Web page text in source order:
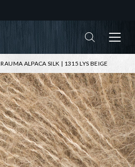
RAUMA ALPACA SILK | 1315 LYS BEIGE